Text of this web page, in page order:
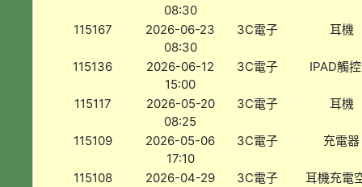
08:30
115167
2026-06-23
08:30
3C電子 耳機
115136
2026-06-12
15:00
3C電子 IPAD觸
115117
2026-05-20
08:25
3C電子 耳機
115109
2026-05-06
17:10
3C電子 充電器
115108
2026-04-29
3C電子 耳機充電